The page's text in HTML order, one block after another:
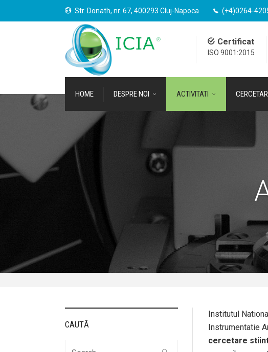
Str. Donath, nr. 67, 400293 Cluj-Napoca (+4)0264-
Certificat
ISO 9001:2015
HOME DESPRE NOI ACTIVITATI
Institutul
Instrumentatie
cercetare
CAUTĂ